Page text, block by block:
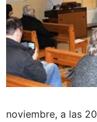
noviembre, a las